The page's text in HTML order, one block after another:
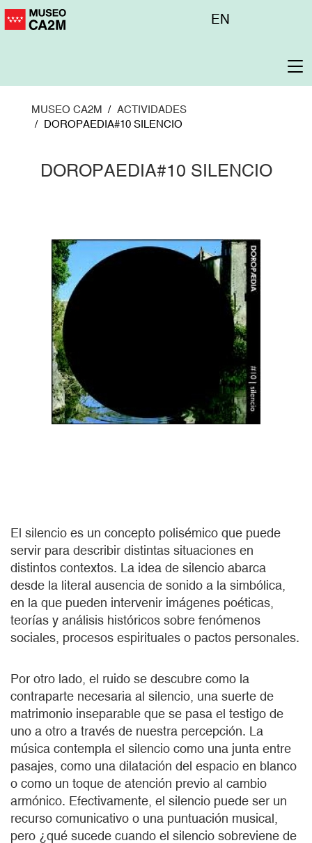
Pasar
Menú
EN
MUSEO CA2M
ACTIVIDADES
DOROPAEDIA#10 SILENCIO
DOROPAEDIA#10 SILENCIO
El silencio es un concepto polisémico que puede
servir para describir distintas situaciones en
distintos contextos. La idea de silencio abarca
desde la literal ausencia de sonido a la simbólica,
en la que pueden intervenir imágenes poéticas,
teorías y análisis históricos sobre fenómenos
sociales, procesos espirituales o pactos personales.
Por otro lado, el ruido se descubre como la
contraparte necesaria al silencio, una suerte de
matrimonio inseparable que se pasa el testigo de
uno a otro a través de nuestra percepción. La
música contempla el silencio como una junta entre
pasajes, como una dilatación del espacio en blanco
o como un toque de atención previo al cambio
armónico. Efectivamente, el silencio puede ser un
recurso comunicativo o una puntuación musical,
pero ¿qué sucede cuando el silencio sobreviene de